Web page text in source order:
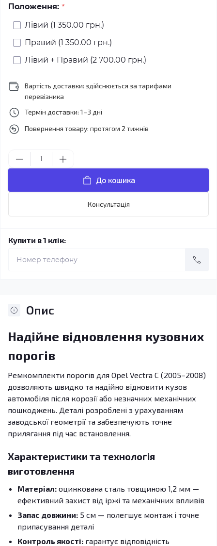
Положення: *
Лівий (1 350.00 грн.)
Правий (1 350.00 грн.)
Лівий + Правий (2 700.00 грн.)
Вартість доставки: здійснюється за тарифами
перевізника
Термін доставки: 1–3 дні
Повернення товару: протягом 2 тижнів
До кошика
Консультація
Купити в 1 клік:
Опис
Надійне відновлення кузовних
порогів
Ремкомплекти порогів для Opel Vectra C (2005–2008)
дозволяють швидко та надійно відновити кузов
автомобіля після корозії або незначних механічних
пошкоджень. Деталі розроблені з урахуванням
заводської геометрії та забезпечують точне
прилягання під час встановлення.
Характеристики та технологія
виготовлення
Матеріал: оцинкована сталь товщиною 1,2 мм —
ефективний захист від іржі та механічних впливів
Запас довжини: 5 см — полегшує монтаж і точне
припасування деталі
Контроль якості: гарантує відповідність